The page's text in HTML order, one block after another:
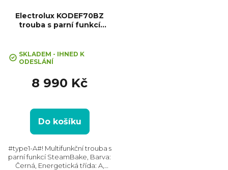
Electrolux KODEF70BZ
trouba s parní funkcí
SKLADEM - IHNED K
ODESLÁNÍ
8 990 Kč
Do košíku
#type1-A#! Multifunkční trouba s
parní funkcí SteamBake, Barva:
Černá, Energetická třída: A,